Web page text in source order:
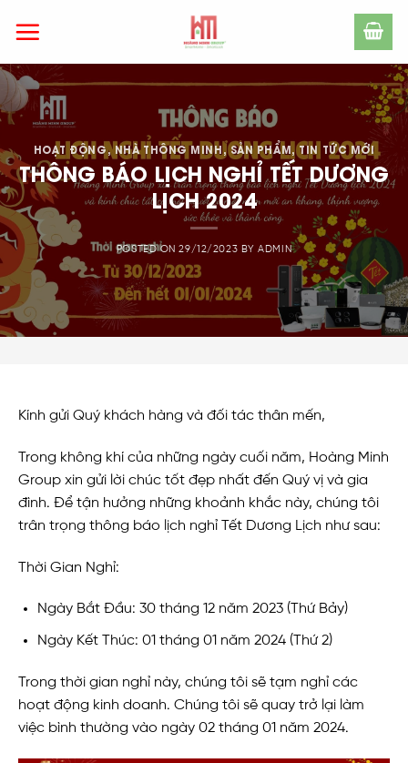
HOẠT ĐỘNG,NHÀ THÔNG MINH,SẢN PHẨM,TIN TỨC MỚI
THÔNG BÁO LỊCH NGHỈ TẾT DƯƠNG
LỊCH 2024
POSTED ON29/12/2023 BYADMIN
Kính gửi Quý khách hàng và đối tác thân mến,
Trong không khí của những ngày cuối năm, Hoàng Minh
Group xin gửi lời chúc tốt đẹp nhất đến Quý vị và gia
đình. Để tận hưởng những khoảnh khắc này, chúng tôi
trân trọng thông báo lịch nghỉ Tết Dương Lịch như sau:
Thời Gian Nghỉ:
Ngày Bắt Đầu: 30 tháng 12 năm 2023 (Thứ Bảy)
Ngày Kết Thúc: 01 tháng 01 năm 2024 (Thứ 2)
Trong thời gian nghỉ này, chúng tôi sẽ tạm nghỉ các
hoạt động kinh doanh. Chúng tôi sẽ quay trở lại làm
việc bình thường vào ngày 02 tháng 01 năm 2024.